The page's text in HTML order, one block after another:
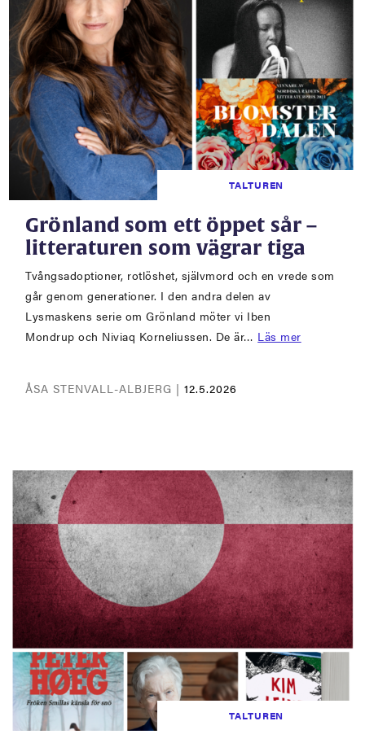
TALTUREN
Grönland som ett öppet sår –
litteraturen som vägrar tiga
Tvångsadoptioner, rotlöshet, självmord och en vrede som
går genom generationer. I den andra delen av
Lysmaskens serie om Grönland möter vi Iben
Mondrup och Niviaq Korneliussen. De är… Läs mer
ÅSA STENVALL-ALBJERG |12.5.2026
TALTUREN